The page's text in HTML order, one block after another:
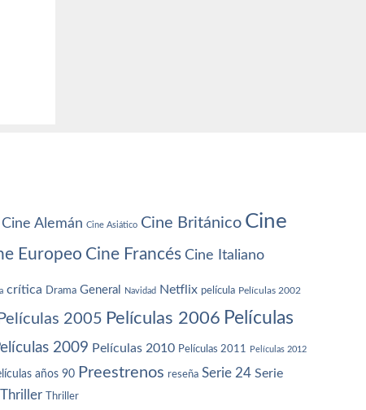
Cine Alemán Cine Asiático Cine Británico Cine
Europeo Cine Francés Cine Italiano
crítica Drama General Navidad Netflix película Películas 2002
Películas 2005 Películas 2006 Películas
2009 Películas 2010 Películas 2011 Películas 2012
años 90 Preestrenos reseña Serie 24 Serie
Thriller Thriller